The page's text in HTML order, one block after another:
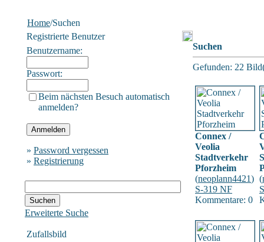
Home/Suchen
Registrierte Benutzer
Benutzername:
Passwort:
Beim nächsten Besuch automatisch
anmelden?
» Password vergessen
» Registrierung
Erweiterte Suche
Zufallsbild
Suchen
Gefunden: 22
Connex /
Veolia
Stadtverkehr
Pforzheim
(neoplann4421)
S-319 NF
Kommentare: 0
(